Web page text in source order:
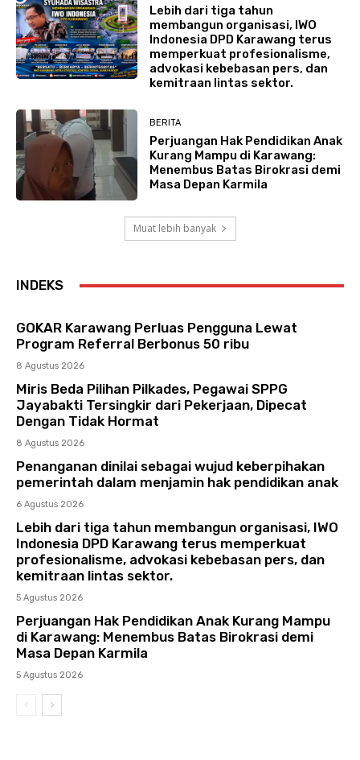
Lebih dari tiga tahun
membangun organisasi, IWO
Indonesia DPD Karawang terus
memperkuat profesionalisme,
advokasi kebebasan pers, dan
kemitraan lintas sektor.
BERITA
Perjuangan Hak Pendidikan Anak
Kurang Mampu di Karawang:
Menembus Batas Birokrasi demi
Masa Depan Karmila
Muat lebih banyak
INDEKS
GOKAR Karawang Perluas Pengguna Lewat
Program Referral Berbonus 50 ribu
8 Agustus 2026
Miris Beda Pilihan Pilkades, Pegawai SPPG
Jayabakti Tersingkir dari Pekerjaan, Dipecat
Dengan Tidak Hormat
8 Agustus 2026
Penanganan dinilai sebagai wujud keberpihakan
pemerintah dalam menjamin hak pendidikan anak
6 Agustus 2026
Lebih dari tiga tahun membangun organisasi, IWO
Indonesia DPD Karawang terus memperkuat
profesionalisme, advokasi kebebasan pers, dan
kemitraan lintas sektor.
5 Agustus 2026
Perjuangan Hak Pendidikan Anak Kurang Mampu
di Karawang: Menembus Batas Birokrasi demi
Masa Depan Karmila
5 Agustus 2026